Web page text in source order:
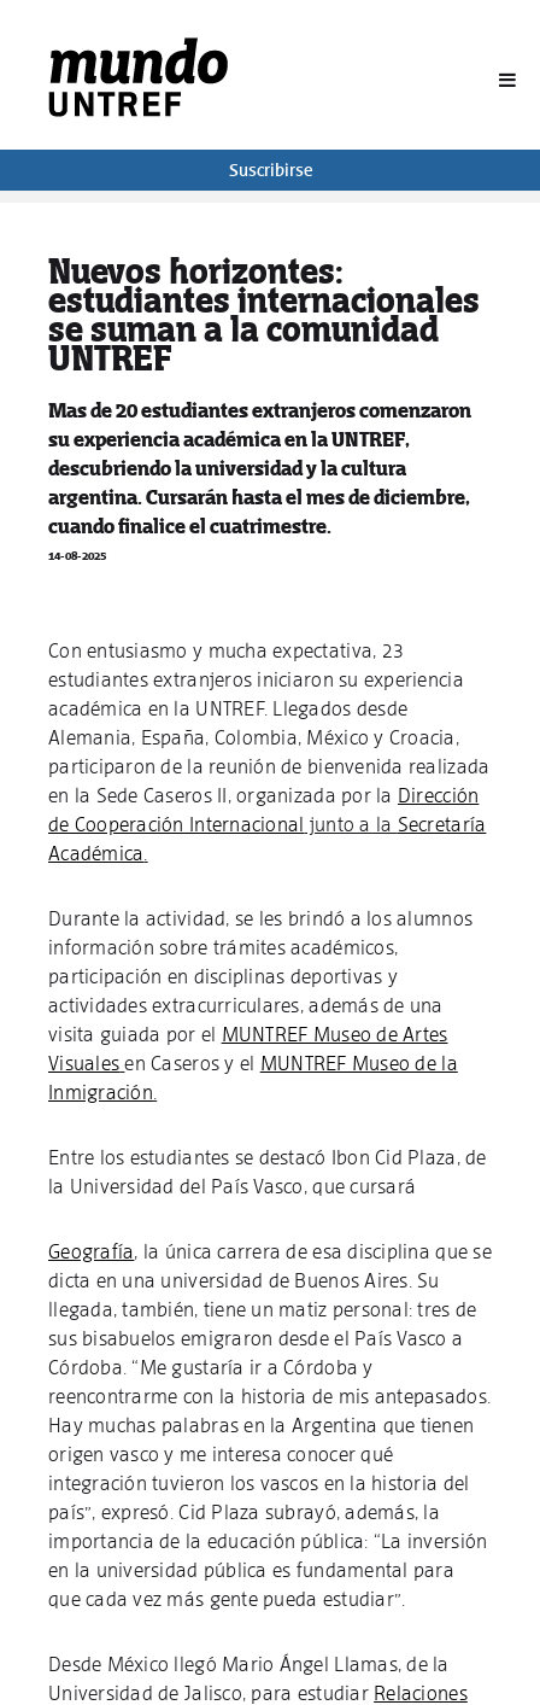
Suscribirse
Nuevos horizontes:
estudiantes internacionales
se suman a la comunidad
UNTREF
Mas de 20 estudiantes extranjeros comenzaron
su experiencia académica en la UNTREF,
descubriendo la universidad y la cultura
argentina. Cursarán hasta el mes de diciembre,
cuando finalice el cuatrimestre.
14-08-2025
Con entusiasmo y mucha expectativa, 23
estudiantes extranjeros iniciaron su experiencia
académica en la UNTREF. Llegados desde
Alemania, España, Colombia, México y Croacia,
participaron de la reunión de bienvenida realizada
en la Sede Caseros II, organizada por la Dirección
de Cooperación Internacional junto a la Secretaría
Académica
Durante la actividad, se les brindó a los alumnos
información sobre trámites académicos,
participación en disciplinas deportivas y
actividades extracurriculares, además de una
visita guiada por el MUNTREF Museo de Artes
Visuales en Caseros y el MUNTREF Museo de la
Inmigración
Entre los estudiantes se destacó Ibon Cid Plaza, de
la Universidad del País Vasco, que cursará
Geografía, la única carrera de esa disciplina que se
dicta en una universidad de Buenos Aires. Su
llegada, también, tiene un matiz personal: tres de
sus bisabuelos emigraron desde el País Vasco a
Córdoba. “Me gustaría ir a Córdoba y
reencontrarme con la historia de mis antepasados.
Hay muchas palabras en la Argentina que tienen
origen vasco y me interesa conocer qué
integración tuvieron los vascos en la historia del
país”, expresó. Cid Plaza subrayó, además, la
importancia de la educación pública: “La inversión
en la universidad pública es fundamental para
que cada vez más gente pueda estudiar”.
Desde México llegó Mario Ángel Llamas, de la
Universidad de Jalisco, para estudiar Relaciones